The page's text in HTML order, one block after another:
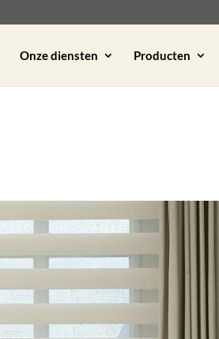
Onze diensten Producten